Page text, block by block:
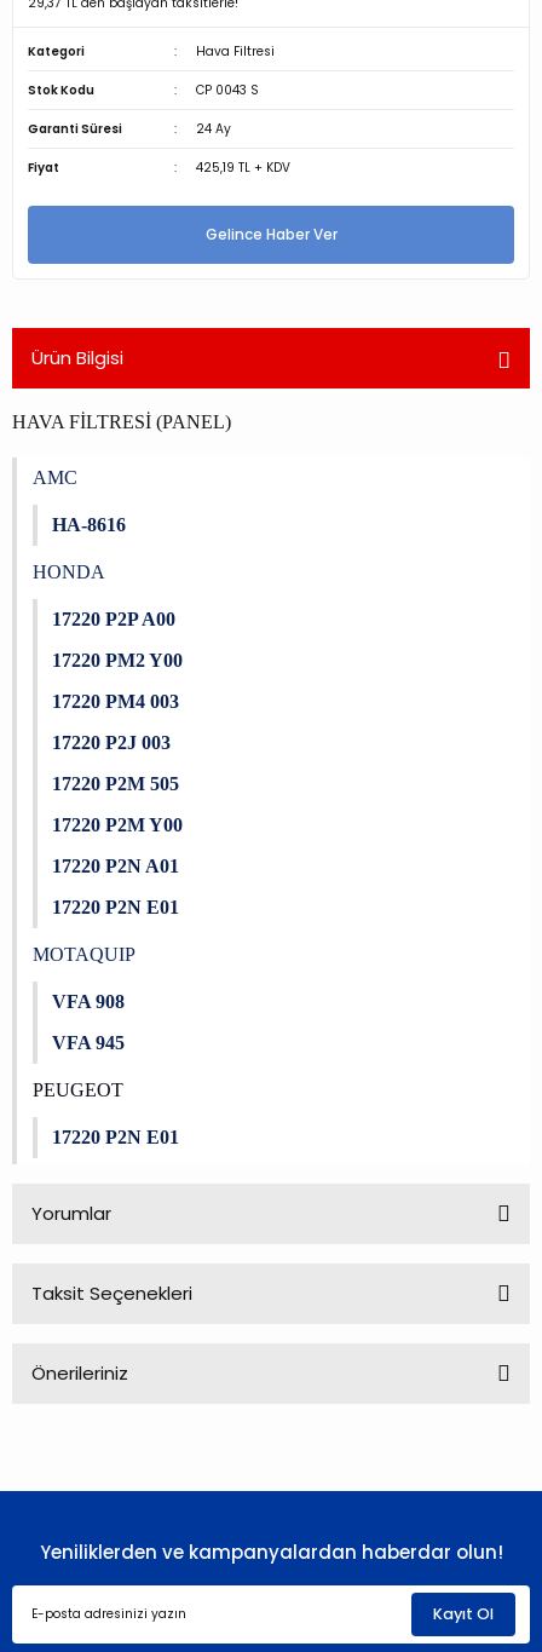
Kategori Hava Filtresi
Stok Kodu CP 0043 S
Garanti Süresi 24 Ay
Fiyat 425,19 TL + KDV
Gelince Haber Ver
Ürün Bilgisi
HAVA FİLTRESİ (PANEL)
AMC
HA-8616
HONDA
17220 P2P A00
17220 PM2 Y00
17220 PM4 003
17220 P2J 003
17220 P2M 505
17220 P2M Y00
17220 P2N A01
17220 P2N E01
MOTAQUIP
VFA 908
VFA 945
PEUGEOT
17220 P2N E01
Yorumlar
Taksit Seçenekleri
Önerileriniz
Ürün resmi kalitesiz, bozuk veya görüntülenemiyor.
Yeniliklerden ve kampanyalardan haberdar olun!
Kayıt Ol